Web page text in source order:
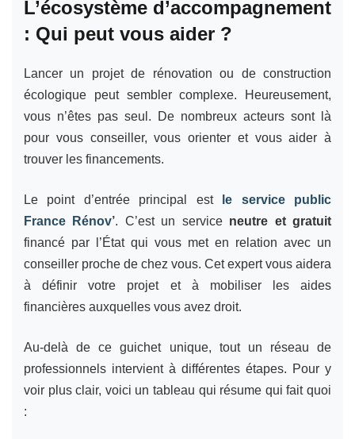
L’écosystème d’accompagnement
: Qui peut vous aider ?
Lancer un projet de rénovation ou de construction
écologique peut sembler complexe. Heureusement,
vous n’êtes pas seul. De nombreux acteurs sont là
pour vous conseiller, vous orienter et vous aider à
trouver les financements.
Le point d’entrée principal est
le service public
France Rénov’. C’est un service neutre et gratuit
financé par l’État qui vous met en relation avec un
conseiller proche de chez vous. Cet expert vous aidera
à définir votre projet et à mobiliser les aides
financières auxquelles vous avez droit.
Au-delà de ce guichet unique, tout un réseau de
professionnels intervient à différentes étapes. Pour y
voir plus clair, voici un tableau qui résume qui fait quoi
: